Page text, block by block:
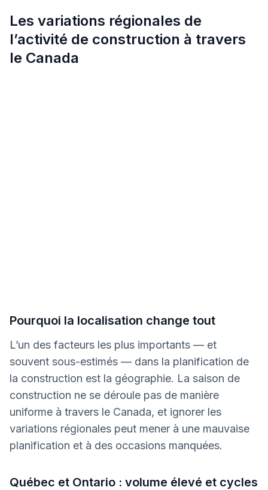
Les variations régionales de
l’activité de construction à travers
le Canada
Pourquoi la localisation change tout
L’un des facteurs les plus importants — et
souvent sous-estimés — dans la planification de
la construction est la géographie. La saison de
construction ne se déroule pas de manière
uniforme à travers le Canada, et ignorer les
variations régionales peut mener à une mauvaise
planification et à des occasions manquées.
Québec et Ontario : volume élevé et cycles